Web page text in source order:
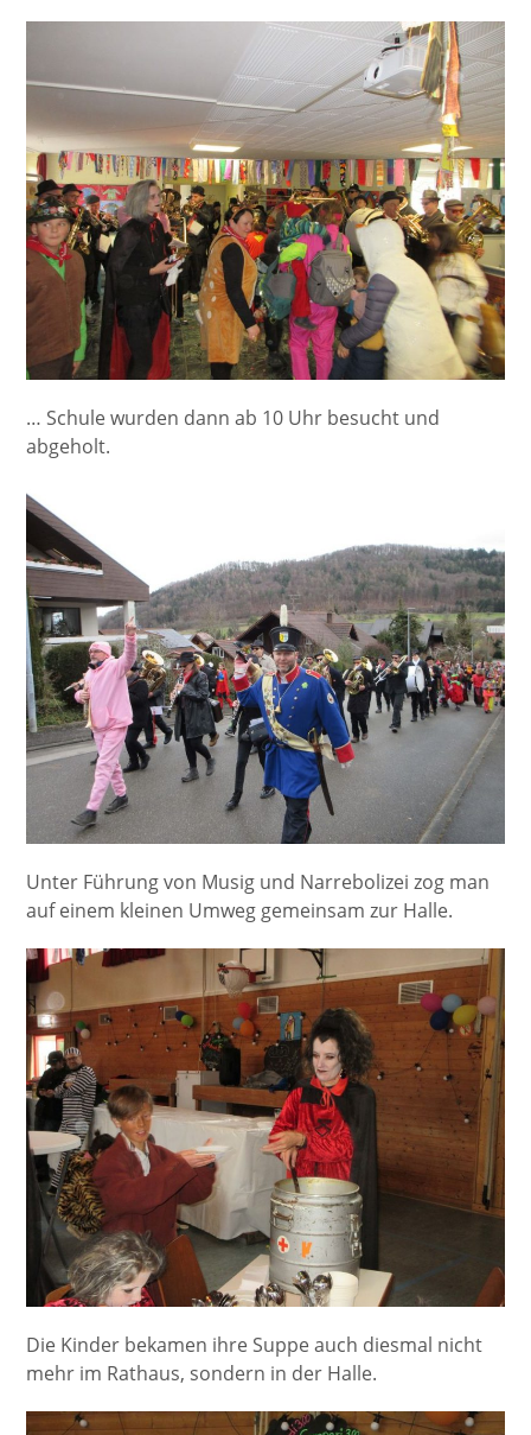
… Schule wurden dann ab 10 Uhr besucht und
abgeholt.
Unter Führung von Musig und Narrebolizei zog man
auf einem kleinen Umweg gemeinsam zur Halle.
Die Kinder bekamen ihre Suppe auch diesmal nicht
mehr im Rathaus, sondern in der Halle.